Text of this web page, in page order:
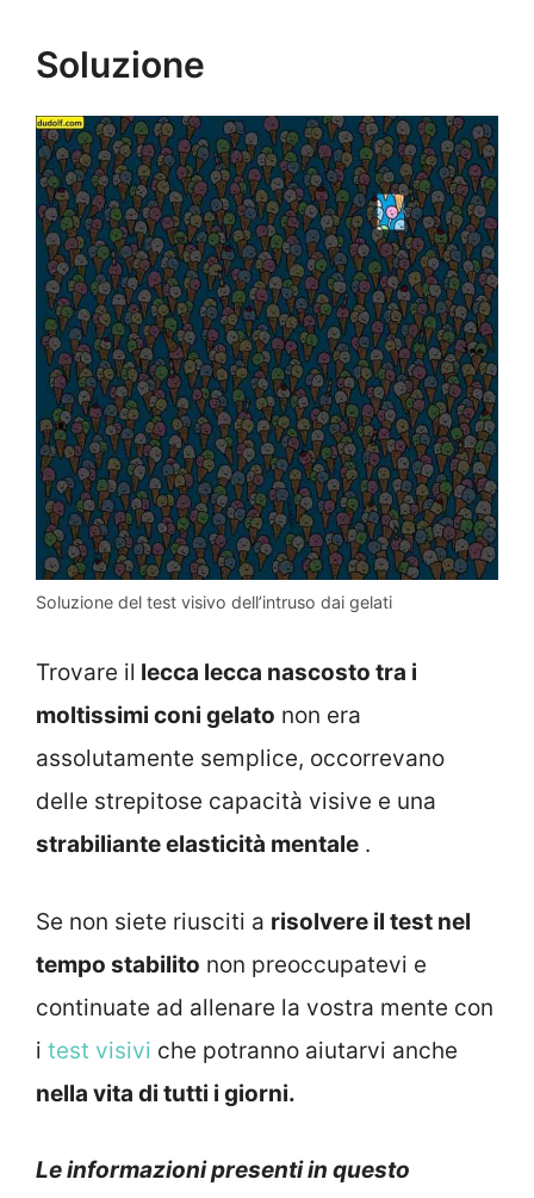
Soluzione
Soluzione del test visivo dell’intruso dai gelati
Trovare il lecca lecca nascosto tra i
moltissimi coni gelato non era
assolutamente semplice, occorrevano
delle strepitose capacità visive e una
strabiliante elasticità mentale .
Se non siete riusciti a risolvere il test nel
tempo stabilito non preoccupatevi e
continuate ad allenare la vostra mente con
i test visivi che potranno aiutarvi anche
nella vita di tutti i giorni.
Le informazioni presenti in questo